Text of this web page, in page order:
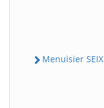
Menuisier SEIX